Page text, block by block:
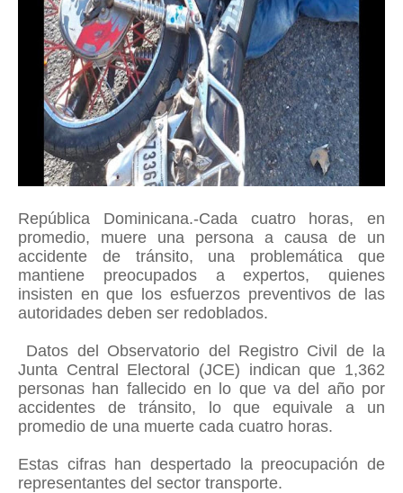
República Dominicana.-Cada cuatro horas, en
promedio, muere una persona a causa de un
accidente de tránsito, una problemática que
mantiene preocupados a expertos, quienes
insisten en que los esfuerzos preventivos de las
autoridades deben ser redoblados.
Datos del Observatorio del Registro Civil de la
Junta Central Electoral (JCE) indican que 1,362
personas han fallecido en lo que va del año por
accidentes de tránsito, lo que equivale a un
promedio de una muerte cada cuatro horas.
Estas cifras han despertado la preocupación de
representantes del sector transporte.